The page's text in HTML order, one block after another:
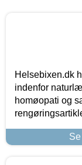
Helsebixen.dk
indenfor
homøopati og